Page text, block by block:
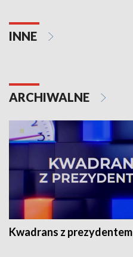
INNE
ARCHIWALNE
Kwadrans z prezydentem